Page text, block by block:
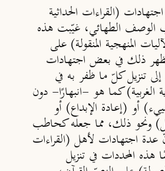
(القراءات الحداثية
الوصف الطهائي، غيّبت هذه
المنهجية المنقولة) على
ذلك في بعض اجتهادات
تنزيل كلّ ما ظفر به في
الغربية) كما هو -انبهارًا- دون
أو (إعادة الإبداع) أو
ونحو ذلك، مما جعله كحاطب
عدة اجتهادات لأهل (القراءات
هذه المحددات في تنزيل